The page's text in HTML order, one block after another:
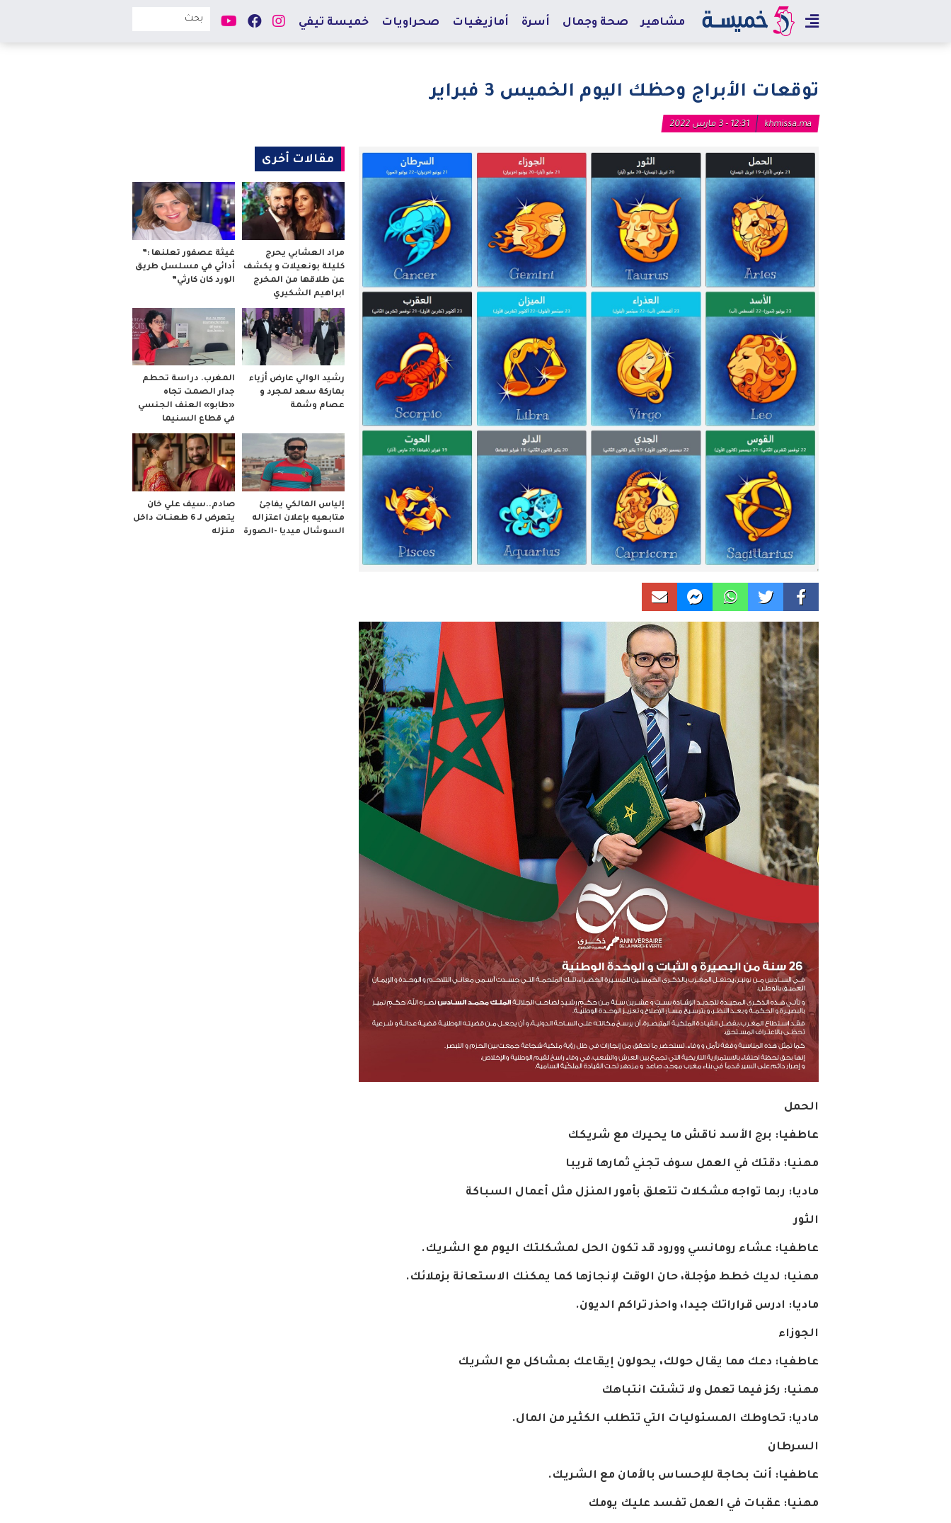
مشاهير صحة وجمال أسرة أمازيغيات صحراويات خميسة تيفي
توقعات الأبراج وحظك اليوم الخميس 3 فبراير
khmissa.ma 12:31 - 3 مارس 2022
الحمل
عاطفيا: برج الأسد ناقش ما يحيرك مع شريكك
مهنيا: دقتك في العمل سوف تجني ثمارها قريبا
ماديا: ربما تواجه مشكلات تتعلق بأمور المنزل مثل أعمال السباكة
الثور
عاطفيا: عشاء رومانسي وورود قد تكون الحل لمشكلتك اليوم مع الشريك.
مهنيا: لديك خطط مؤجلة، حان الوقت لإنجازها كما يمكنك الاستعانة بزملائك.
ماديا: ادرس قراراتك جيدا، واحذر تراكم الديون.
الجوزاء
عاطفيا: دعك مما يقال حولك، يحولون إيقاعك بمشاكل مع الشريك
مهنيا: ركز فيما تعمل ولا تشتت انتباهك
ماديا: تحاوطك المسئوليات التي تتطلب الكثير من المال.
السرطان
عاطفيا: أنت بحاجة للإحساس بالأمان مع الشريك.
مهنيا: عقبات في العمل تفسد عليك يومك
مقالات أخرى
مراد العشابي يحرج
كليلة بونعيلات و يكشف
عن طلاقها من المخرج
ابراهيم الشكيري
غيثة عصفور تعلنها :”
أدائي في مسلسل طريق
الورد كان كارثي”
رشيد الوالي عارض أزياء
بماركة سعد لمجرد و
عصام وشمة
المغرب. دراسة تحطم
جدار الصمت تجاه
«طابو» العنف الجنسي
في قطاع السنيما
إلياس المالكي يفاجئ
متابعيه بإعلان اعتزاله
السوشال ميديا -الصورة
صادم..سيف علي خان
يتعرض لـ 6 طعنــات داخل
منزله